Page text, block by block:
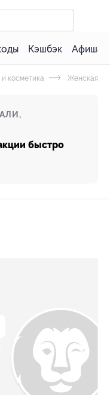
Кэшбэк Афиша
косметика Женская
быстро